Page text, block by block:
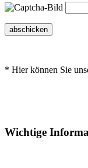
abschicken
* Hier können Sie
Wichtige